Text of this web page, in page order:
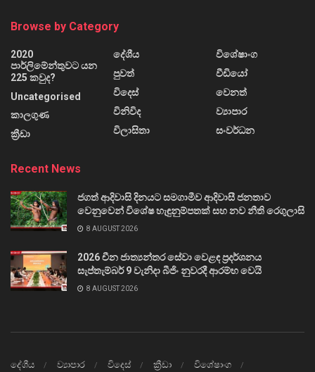
Browse by Category
2020
පාර්ලිමේන්තුවට යන
225 කවුද?
Uncategorised
කාලගුණ
ක්‍රීඩා
දේශීය
පුවත්
විදෙස්
විනිවිද
විලාසිතා
විශේෂාංග
වීඩියෝ
වෙනත්
ව්‍යාපාර
සංවර්ධන
Recent News
ජගත් ආදිවාසි දිනයට සමගාමීව ආදිවාසී ජනතාව
වෙනුවෙන් විශේෂ හැඳුනුම්පතක් සහ නව නීති රෙගුලාසි
8 AUGUST 2026
2026 චීන ජාත්‍යන්තර සේවා වෙළඳ ප්‍රදර්ශනය
සැප්තැම්බර් 9 වැනිදා බීජිං නුවරදී ආරම්භ වෙයි
8 AUGUST 2026
දේශීය ව්‍යාපාර විදෙස් ක්‍රීඩා විශේෂාංග